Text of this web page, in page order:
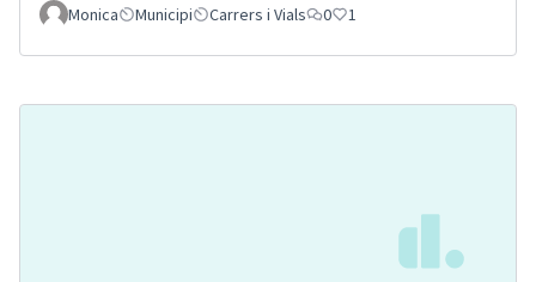
Monica Municipi Carrers i Vials 0 1